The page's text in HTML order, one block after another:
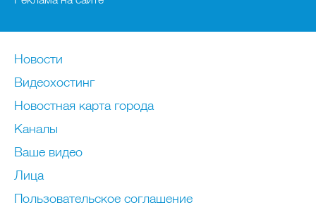
Новости
Видеохостинг
Новостная карта города
Каналы
Ваше видео
Лица
Пользовательское соглашение